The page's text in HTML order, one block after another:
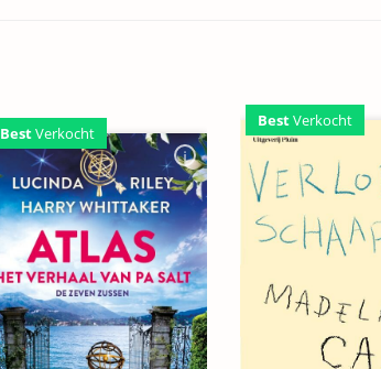
BestVerkocht
BestVerkocht